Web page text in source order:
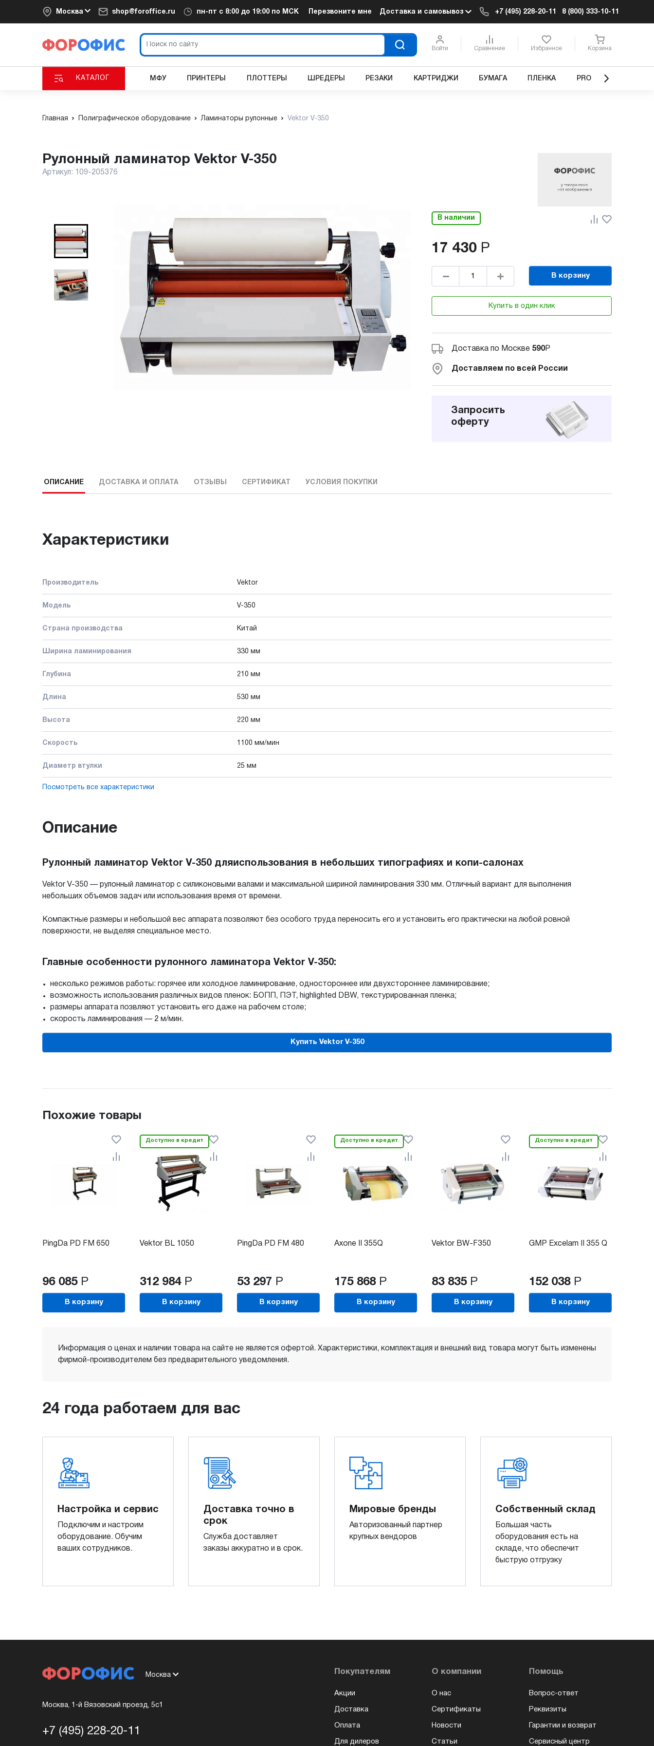
Москва shop@foroffice.ru пн-пт с 8:00 до 19:00 по МСК Перезвоните мне Доставка и самовывоз +7 (495) 228-20-11 8 (800) 333-10-11
Войти Сравнение Избранное Корзина
КАТАЛОГ МФУ ПРИНТЕРЫ ПЛОТТЕРЫ ШРЕДЕРЫ РЕЗАКИ КАРТРИДЖИ БУМАГА ПЛЕНКА PRO
Главная Полиграфическое оборудование Ламинаторы рулонные Vektor V-350
Рулонный ламинатор Vektor V-350
Артикул: 109-205376
В наличии
17 430 Р
В корзину
Купить в один клик
Доставка по Москве 590Р
Доставляем по всей России
Запросить
оферту
ОПИСАНИЕ ДОСТАВКА И ОПЛАТА ОТЗЫВЫ СЕРТИФИКАТ УСЛОВИЯ ПОКУПКИ
Характеристики
Производитель Vektor
Модель V-350
Страна производства Китай
Ширина ламинирования 330 мм
Глубина 210 мм
Длина 530 мм
Высота 220 мм
Скорость 1100 мм/мин
Диаметр втулки 25 мм
Посмотреть все характеристики
Описание
Рулонный ламинатор Vektor V-350 дляиспользования в небольших типографиях и копи-салонах
Vektor V-350 — рулонный ламинатор с силиконовыми валами и максимальной шириной ламинирования 330 мм. Отличный вариант для выполнения
небольших объемов задач или использования время от времени.
Компактные размеры и небольшой вес аппарата позволяют без особого труда переносить его и установить его практически на любой ровной
поверхности, не выделяя специальное место.
Главные особенности рулонного ламинатора Vektor V-350:
несколько режимов работы: горячее или холодное ламинирование, одностороннее или двухстороннее ламинирование;
возможность использования различных видов пленок: БОПП, ПЭТ, highlighted DBW, текстурированная пленка;
размеры аппарата позвляют установить его даже на рабочем столе;
скорость ламинирования — 2 м/мин.
Купить Vektor V-350
Похожие товары
PingDa PD FM 650
96 085 Р
В корзину
Доступно в кредит
Vektor BL 1050
312 984 Р
В корзину
PingDa PD FM 480
53 297 Р
В корзину
Доступно в кредит
Axone II 355Q
175 868 Р
В корзину
Vektor BW-F350
83 835 Р
В корзину
Доступно в кредит
GMP Excelam II 355 Q
152 038 Р
В корзину
Информация о ценах и наличии товара на сайте не является офертой. Характеристики, комплектация и внешний вид товара могут быть изменены
фирмой-производителем без предварительного уведомления.
24 года работаем для вас
Настройка и сервис
Подключим и настроим
оборудование. Обучим
ваших сотрудников.
Доставка точно в
срок
Служба доставляет
заказы аккуратно и в срок.
Мировые бренды
Авторизованный партнер
крупных вендоров
Собственный склад
Большая часть
оборудования есть на
складе, что обеспечит
быструю отгрузку
Москва
Москва, 1-й Вязовский проезд, 5с1
+7 (495) 228-20-11
Покупателям
Акции
Доставка
Оплата
Для дилеров
О компании
О нас
Сертификаты
Новости
Статьи
Помощь
Вопрос-ответ
Реквизиты
Гарантии и возврат
Сервисный центр